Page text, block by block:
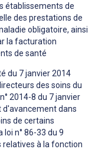
établissements de
des prestations de
obligatoire, ainsi
la facturation
de santé
du 7 janvier 2014
des soins du
2014-8 du 7 janvier
dans
de certains
n° 86-33 du 9
à la fonction